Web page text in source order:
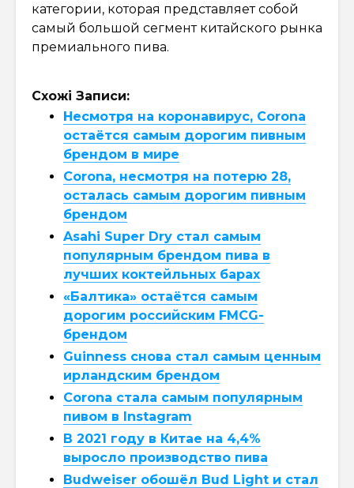
категории, которая представляет собой
самый большой сегмент китайского рынка
премиального пива.
Схожі Записи:
Несмотря на коронавирус, Corona
остаётся самым дорогим пивным
брендом в мире
Corona, несмотря на потерю 28,
осталась самым дорогим пивным
брендом
Asahi Super Dry стал самым
популярным брендом пива в
лучших коктейльных барах
«Балтика» остаётся самым
дорогим российским FMCG-
брендом
Guinness снова стал самым ценным
ирландским брендом
Corona стала самым популярным
пивом в Instagram
В 2021 году в Китае на 4,4%
выросло производство пива
Budweiser обошёл Bud Light и стал